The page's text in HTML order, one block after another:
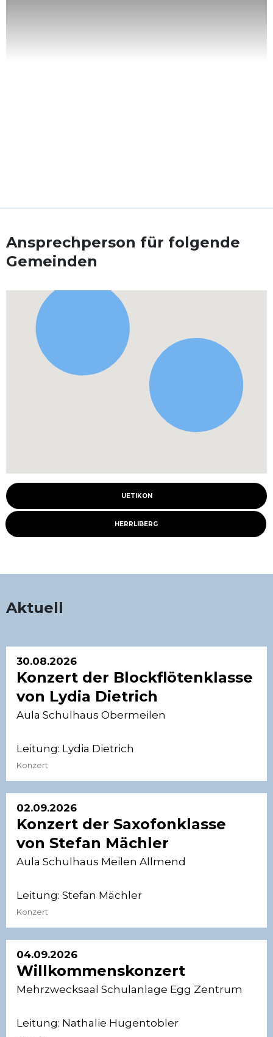
Ansprechperson für folgende
Gemeinden
UETIKON
HERRLIBERG
Aktuell
30.08.2026
Konzert der Blockflötenklasse
von Lydia Dietrich
Aula Schulhaus Obermeilen
Leitung: Lydia Dietrich
Konzert
02.09.2026
Konzert der Saxofonklasse
von Stefan Mächler
Aula Schulhaus Meilen Allmend
Leitung: Stefan Mächler
Konzert
04.09.2026
Willkommenskonzert
Mehrzwecksaal Schulanlage Egg Zentrum
Leitung: Nathalie Hugentobler